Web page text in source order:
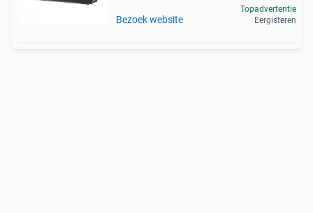
Bezoek website
Topadvertentie
Eergisteren